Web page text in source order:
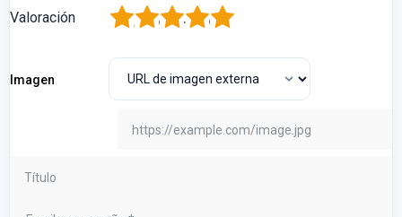
Valoración 5
4
3
2
Imagen